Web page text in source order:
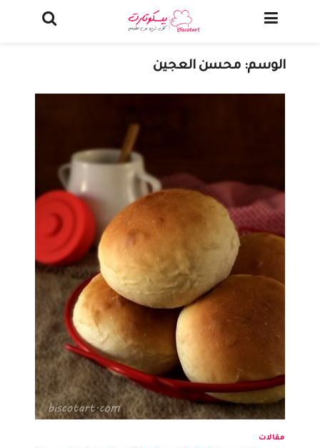
الوسم: محسن العجين
مقالات